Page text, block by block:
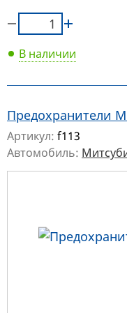
В наличии
Предохранители
Артикул: f113
Автомобиль: